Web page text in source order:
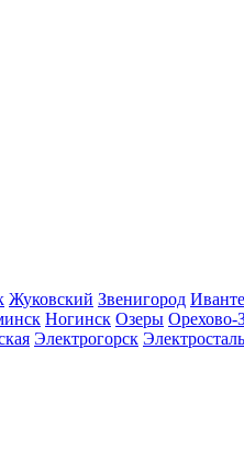
Жуковский Звенигород
Ногинск Озеры Орехово-
Электрогорск Электросталь